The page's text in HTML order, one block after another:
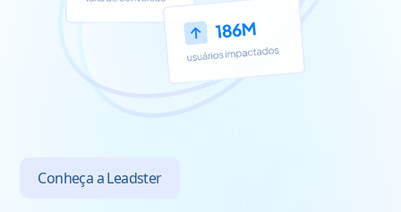
Conheça a Leadster